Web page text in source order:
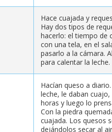
Hace cuajada y
Hay dos tipos de
hacerlo: el tiempo de
con una tela, en el
pasarlo a la cámara.
para calentar la leche.
Hacían queso a
leche, le daban
horas y luego lo
Con la piedra
cuajada. Los quesos
dejándolos secar al